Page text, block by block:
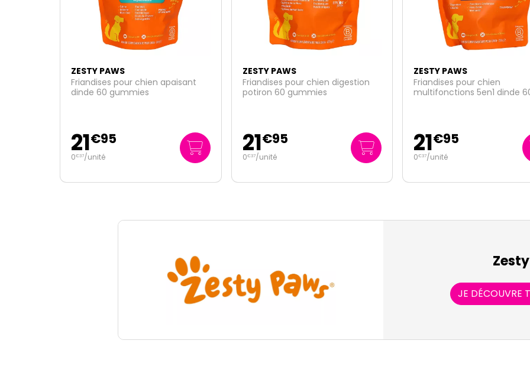
ZESTY PAWS
Friandises pour chien apaisant
dinde 60 gummies
21€95
0€37/unité
ZESTY PAWS
Friandises pour chien digestion
potiron 60 gummies
21€95
0€37/unité
ZESTY PAWS
Friandises pour chien
multifonctions 5en1 dinde
21€95
0€37/unité
JE DÉCOUVRE